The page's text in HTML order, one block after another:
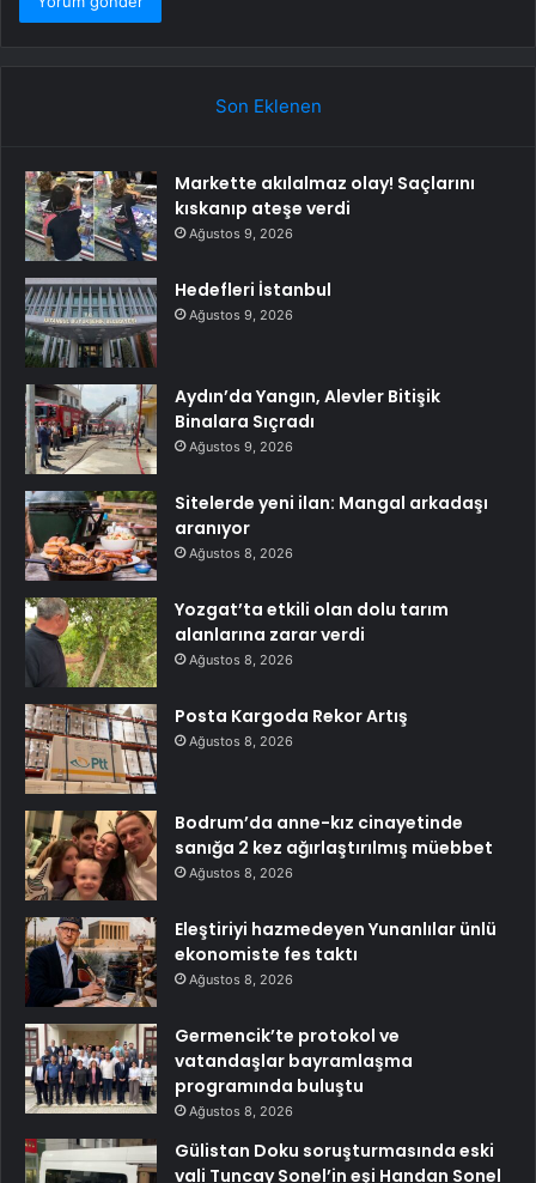
Son Eklenen
Markette akılalmaz olay! Saçlarını
kıskanıp ateşe verdi
Ağustos 9, 2026
Hedefleri İstanbul
Ağustos 9, 2026
Aydın’da Yangın, Alevler Bitişik
Binalara Sıçradı
Ağustos 9, 2026
Sitelerde yeni ilan: Mangal arkadaşı
aranıyor
Ağustos 8, 2026
Yozgat’ta etkili olan dolu tarım
alanlarına zarar verdi
Ağustos 8, 2026
Posta Kargoda Rekor Artış
Ağustos 8, 2026
Bodrum’da anne-kız cinayetinde
sanığa 2 kez ağırlaştırılmış müebbet
Ağustos 8, 2026
Eleştiriyi hazmedeyen Yunanlılar ünlü
ekonomiste fes taktı
Ağustos 8, 2026
Germencik’te protokol ve
vatandaşlar bayramlaşma
programında buluştu
Ağustos 8, 2026
Gülistan Doku soruşturmasında eski
vali Tuncay Sonel’in eşi Handan Sonel